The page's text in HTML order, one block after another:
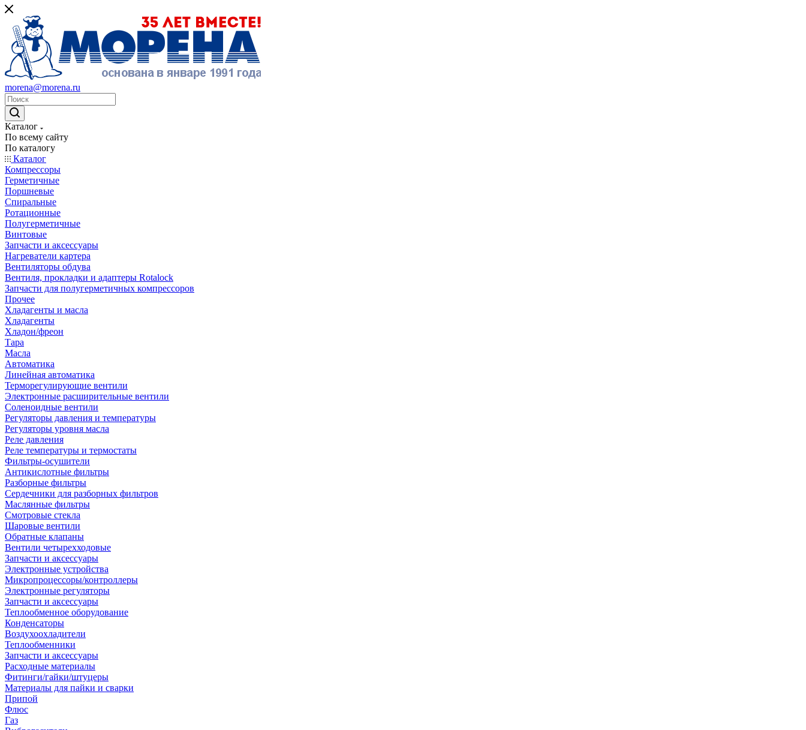
morena@morena.ru
Каталог
По всему сайту
По каталогу
Каталог
Компрессоры
Герметичные
Поршневые
Спиральные
Ротационные
Полугерметичные
Винтовые
Запчасти и аксессуары
Нагреватели картера
Вентиляторы обдува
Вентиля, прокладки и адаптеры Rotalock
Запчасти для полугерметичных компрессоров
Прочее
Хладагенты и масла
Хладагенты
Хладон/фреон
Тара
Масла
Автоматика
Линейная автоматика
Терморегулирующие вентили
Электронные расширительные вентили
Соленоидные вентили
Регуляторы давления и температуры
Регуляторы уровня масла
Реле давления
Реле температуры и термостаты
Фильтры-осушители
Антикислотные фильтры
Разборные фильтры
Сердечники для разборных фильтров
Маслянные фильтры
Смотровые стекла
Шаровые вентили
Обратные клапаны
Вентили четырехходовые
Запчасти и аксессуары
Электронные устройства
Микропроцессоры/контроллеры
Электронные регуляторы
Запчасти и аксессуары
Теплообменное оборудование
Конденсаторы
Воздухоохладители
Теплообменники
Запчасти и аксессуары
Расходные материалы
Фитинги/гайки/штуцеры
Материалы для пайки и сварки
Припой
Флюс
Газ